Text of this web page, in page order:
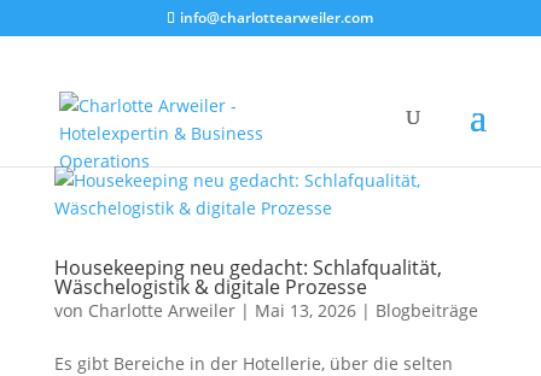
info@charlottearweiler.com
Housekeeping neu gedacht: Schlafqualität,
Wäschelogistik & digitale Prozesse
von Charlotte Arweiler| Mai 13, 2026| Blogbeiträge
Es gibt Bereiche in der Hotellerie, über die selten